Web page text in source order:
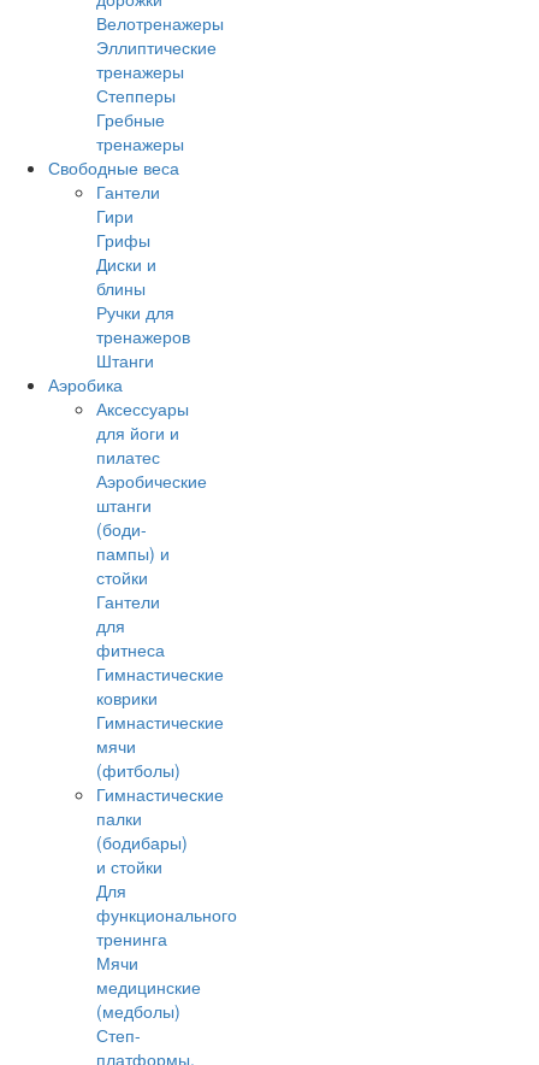
Велотренажеры
Эллиптические
тренажеры
Степперы
Гребные
тренажеры
Свободные веса
Гантели
Гири
Грифы
Диски и
блины
Ручки для
тренажеров
Штанги
Аэробика
Аксессуары
для йоги и
пилатес
Аэробические
штанги
(боди-
пампы) и
стойки
Гантели
для
фитнеса
Гимнастические
коврики
Гимнастические
мячи
(фитболы)
Гимнастические
палки
(бодибары)
и стойки
Для
функционального
тренинга
Мячи
медицинские
(медболы)
Степ-
платформы,